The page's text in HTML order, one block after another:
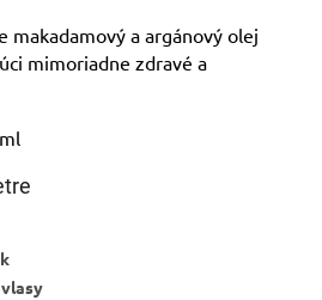
makadamový a argánový olej
mimoriadne zdravé a